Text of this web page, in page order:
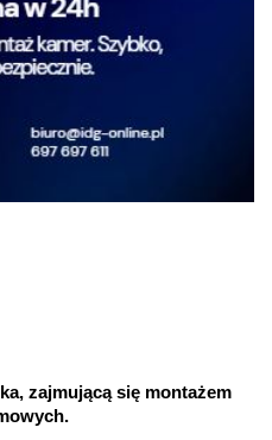
zajmującą się montażem